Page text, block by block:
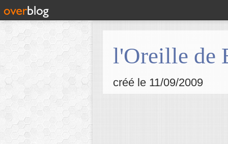
l'Oreille de
créé le 11/09/2009